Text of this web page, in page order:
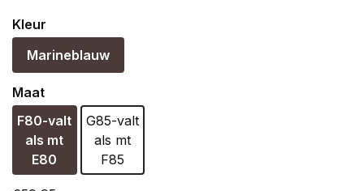
Kleur
Marineblauw
Maat
F80-valt
als mt
E80
G85-valt
als mt
F85